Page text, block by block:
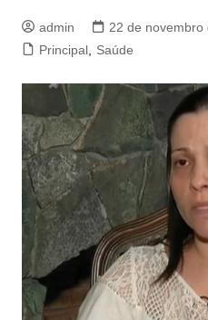
admin
22 de novembro
Principal, Saúde